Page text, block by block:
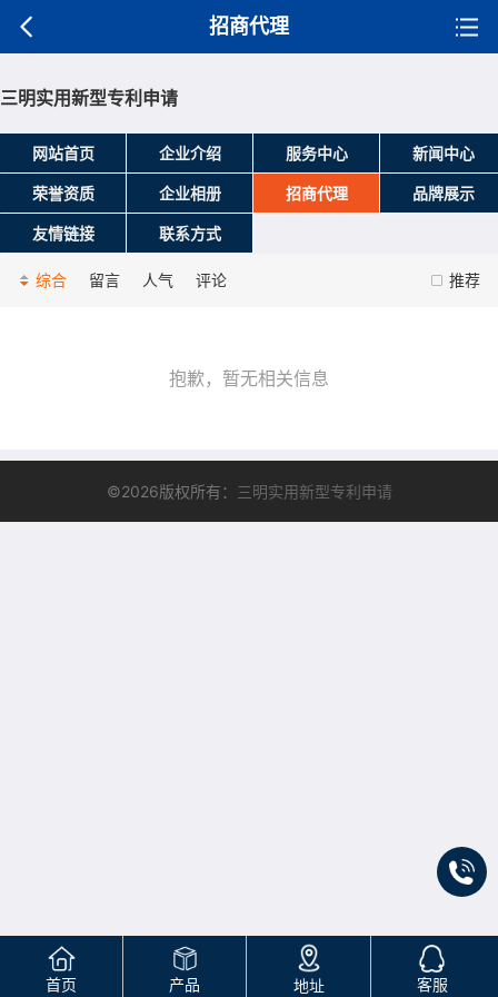
招商代理
三明实用新型专利申请
网站首页 企业介绍 服务中心 新闻中心
荣誉资质 企业相册 招商代理 品牌展示
友情链接 联系方式
推荐
综合 留言 人气 评论
抱歉，暂无相关信息
©2026版权所有： 三明实用新型专利申请
首页 产品 地址 客服